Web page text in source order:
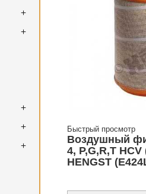





Быстрый просмотр
Воздушный
4, P,G,R,T HCV
HENGST